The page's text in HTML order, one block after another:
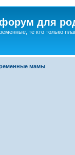
для
те кто только
мамы